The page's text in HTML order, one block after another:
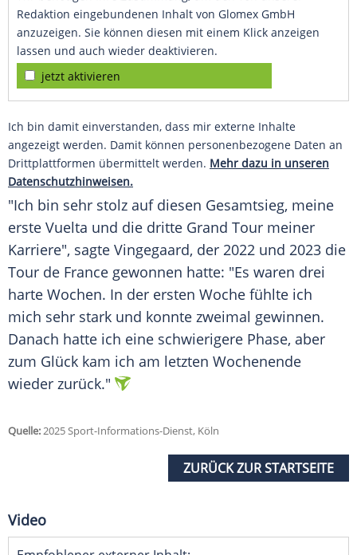
Redaktion eingebundenen Inhalt von Glomex GmbH
anzuzeigen. Sie können diesen mit einem Klick anzeigen
lassen und auch wieder deaktivieren.
jetzt aktivieren
Ich bin damit einverstanden, dass mir externe Inhalte
angezeigt werden. Damit können personenbezogene Daten an
Drittplattformen übermittelt werden. Mehr dazu in unseren
Datenschutzhinweisen.
"Ich bin sehr stolz auf diesen Gesamtsieg, meine
erste Vuelta und die dritte Grand Tour meiner
Karriere", sagte Vingegaard, der 2022 und 2023 die
Tour de France gewonnen hatte: "Es waren drei
harte Wochen. In der ersten Woche fühlte ich
mich sehr stark und konnte zweimal gewinnen.
Danach hatte ich eine schwierigere Phase, aber
zum Glück kam ich am letzten Wochenende
wieder zurück."
Quelle:2025 Sport-Informations-Dienst, Köln
ZURÜCK ZUR STARTSEITE
Video